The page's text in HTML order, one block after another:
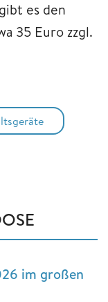
es den
35 Euro zzgl.
im großen